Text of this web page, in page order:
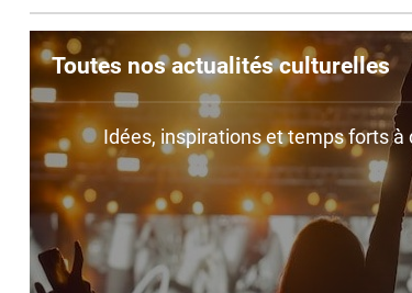
Toutes nos actualités culturelles
Idées, inspirations et temps forts à